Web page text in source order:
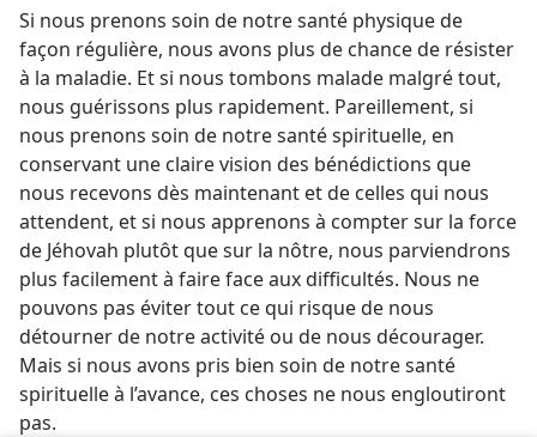
Si nous prenons soin de notre santé physique de
façon régulière, nous avons plus de chance de résister
à la maladie. Et si nous tombons malade malgré tout,
nous guérissons plus rapidement. Pareillement, si
nous prenons soin de notre santé spirituelle, en
conservant une claire vision des bénédictions que
nous recevons dès maintenant et de celles qui nous
attendent, et si nous apprenons à compter sur la force
de Jéhovah plutôt que sur la nôtre, nous parviendrons
plus facilement à faire face aux difficultés. Nous ne
pouvons pas éviter tout ce qui risque de nous
détourner de notre activité ou de nous décourager.
Mais si nous avons pris bien soin de notre santé
spirituelle à l’avance, ces choses ne nous engloutiront
pas.